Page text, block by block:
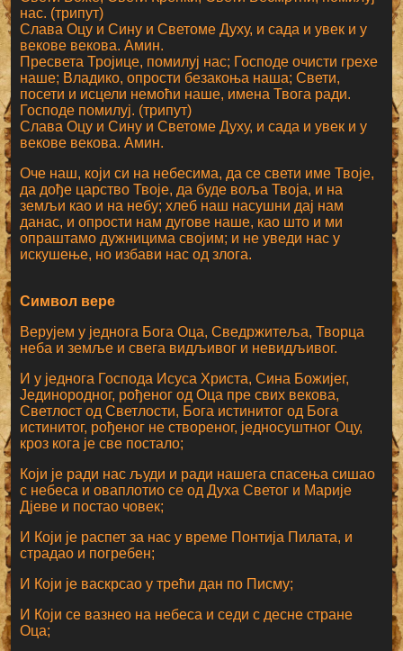
нас. (трипут)
Слава Оцу и Сину и Светоме Духу, и сада и увек и у
векове векова. Амин.
Пресвета Тројице, помилуј нас; Господе очисти грехе
наше; Владико, опрости безакоња наша; Свети,
посети и исцели немоћи наше, имена Твога ради.
Господе помилуј. (трипут)
Слава Оцу и Сину и Светоме Духу, и сада и увек и у
векове векова. Амин.
Оче наш, који си на небесима, да се свети име Твоје,
да дође царство Твоје, да буде воља Твоја, и на
земљи као и на небу; хлеб наш насушни дај нам
данас, и опрости нам дугове наше, као што и ми
опраштамо дужницима својим; и не уведи нас у
искушење, но избави нас од злога.
Символ вере
Верујем у једнога Бога Оца, Сведржитеља, Творца
неба и земље и свега видљивог и невидљивог.
И у једнога Господа Исуса Христа, Сина Божијег,
Јединородног, рођеног од Оца пре свих векова,
Светлост од Светлости, Бога истинитог од Бога
истинитог, рођеног не створеног, једносуштног Оцу,
кроз кога је све постало;
Који је ради нас људи и ради нашега спасења сишао
с небеса и оваплотио се од Духа Светог и Марије
Дјеве и постао човек;
И Који је распет за нас у време Понтија Пилата, и
страдао и погребен;
И Који је васкрсао у трећи дан по Писму;
И Који се вазнео на небеса и седи с десне стране
Оца;